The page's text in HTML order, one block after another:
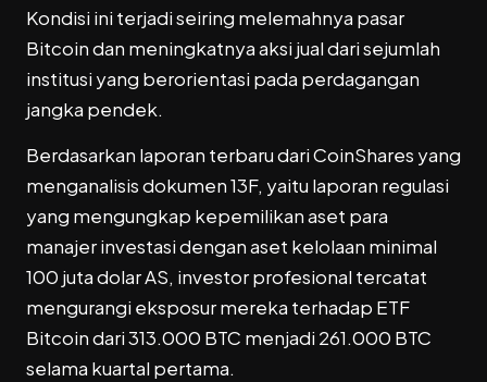
Kondisi ini terjadi seiring melemahnya pasar
Bitcoin dan meningkatnya aksi jual dari sejumlah
institusi yang berorientasi pada perdagangan
jangka pendek.
Berdasarkan laporan terbaru dari CoinShares yang
menganalisis dokumen 13F, yaitu laporan regulasi
yang mengungkap kepemilikan aset para
manajer investasi dengan aset kelolaan minimal
100 juta dolar AS, investor profesional tercatat
mengurangi eksposur mereka terhadap ETF
Bitcoin dari 313.000 BTC menjadi 261.000 BTC
selama kuartal pertama.